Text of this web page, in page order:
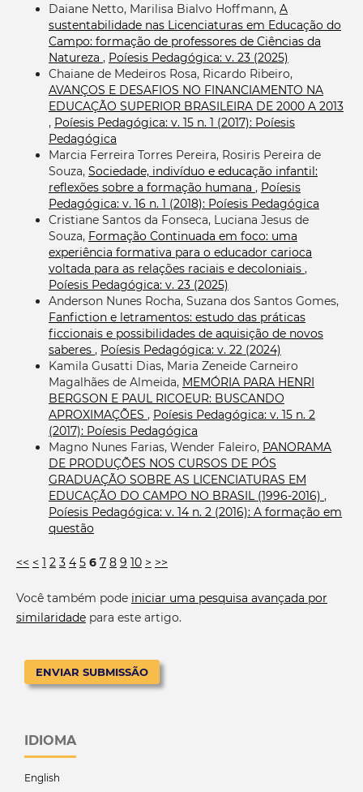
Daiane Netto, Marilisa Bialvo Hoffmann, A
sustentabilidade nas Licenciaturas em Educação do
Campo: formação de professores de Ciências da
Natureza , Poíesis Pedagógica: v. 23 (2025)
Chaiane de Medeiros Rosa, Ricardo Ribeiro,
AVANÇOS E DESAFIOS NO FINANCIAMENTO NA
EDUCAÇÃO SUPERIOR BRASILEIRA DE 2000 A 2013
, Poíesis Pedagógica: v. 15 n. 1 (2017): Poíesis
Pedagógica
Marcia Ferreira Torres Pereira, Rosiris Pereira de
Souza, Sociedade, indivíduo e educação infantil:
reflexões sobre a formação humana , Poíesis
Pedagógica: v. 16 n. 1 (2018): Poíesis Pedagógica
Cristiane Santos da Fonseca, Luciana Jesus de
Souza, Formação Continuada em foco: uma
experiência formativa para o educador carioca
voltada para as relações raciais e decoloniais ,
Poíesis Pedagógica: v. 23 (2025)
Anderson Nunes Rocha, Suzana dos Santos Gomes,
Fanfiction e letramentos: estudo das práticas
ficcionais e possibilidades de aquisição de novos
saberes , Poíesis Pedagógica: v. 22 (2024)
Kamila Gusatti Dias, Maria Zeneide Carneiro
Magalhães de Almeida, MEMÓRIA PARA HENRI
BERGSON E PAUL RICOEUR: BUSCANDO
APROXIMAÇÕES , Poíesis Pedagógica: v. 15 n. 2
(2017): Poíesis Pedagógica
Magno Nunes Farias, Wender Faleiro, PANORAMA
DE PRODUÇÕES NOS CURSOS DE PÓS
GRADUAÇÃO SOBRE AS LICENCIATURAS EM
EDUCAÇÃO DO CAMPO NO BRASIL (1996-2016) ,
Poíesis Pedagógica: v. 14 n. 2 (2016): A formação em
questão
<< < 1 2 3 4 5 6 7 8 9 10 > >>
Você também pode iniciar uma pesquisa avançada por
similaridadepara este artigo.
ENVIAR SUBMISSÃO
IDIOMA
English